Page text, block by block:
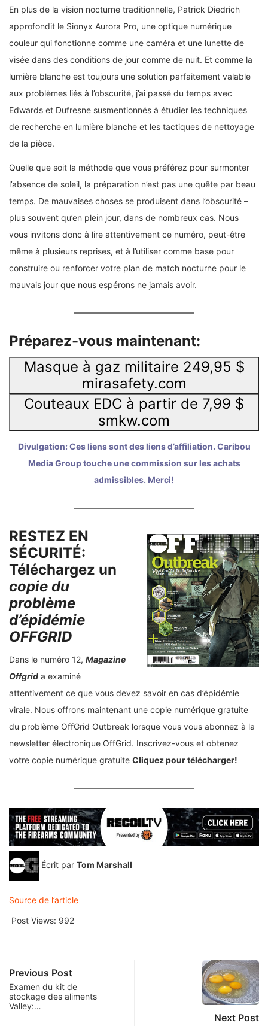
En plus de la vision nocturne traditionnelle, Patrick Diedrich
approfondit le Sionyx Aurora Pro, une optique numérique
couleur qui fonctionne comme une caméra et une lunette de
visée dans des conditions de jour comme de nuit. Et comme la
lumière blanche est toujours une solution parfaitement valable
aux problèmes liés à l’obscurité, j’ai passé du temps avec
Edwards et Dufresne susmentionnés à étudier les techniques
de recherche en lumière blanche et les tactiques de nettoyage
de la pièce.
Quelle que soit la méthode que vous préférez pour surmonter
l’absence de soleil, la préparation n’est pas une quête par beau
temps. De mauvaises choses se produisent dans l’obscurité –
plus souvent qu’en plein jour, dans de nombreux cas. Nous
vous invitons donc à lire attentivement ce numéro, peut-être
même à plusieurs reprises, et à l’utiliser comme base pour
construire ou renforcer votre plan de match nocturne pour le
mauvais jour que nous espérons ne jamais avoir.
Préparez-vous maintenant:
Masque à gaz militaire 249,95 $
mirasafety.com
Couteaux EDC à partir de 7,99 $
smkw.com
Divulgation: Ces liens sont des liens d’affiliation. Caribou
Media Group touche une commission sur les achats
admissibles. Merci!
RESTEZ EN
SÉCURITÉ:
Téléchargez un
copie du
problème
d’épidémie
OFFGRID
Dans le numéro 12, Magazine
Offgrid a examiné
attentivement ce que vous devez savoir en cas d’épidémie
virale. Nous offrons maintenant une copie numérique gratuite
du problème OffGrid Outbreak lorsque vous vous abonnez à la
newsletter électronique OffGrid. Inscrivez-vous et obtenez
votre copie numérique gratuite Cliquez pour télécharger!
Écrit par Tom Marshall
Source de l’article
Post Views: 992
Previous Post
Examen du kit de
stockage des aliments
Valley:…
Next Post